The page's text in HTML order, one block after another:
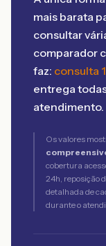
mais barata
consultar
comparador
faz: consulta
entrega
atendimento.
Os valores
cobertura
24h, reposição
detalhada de
durante o